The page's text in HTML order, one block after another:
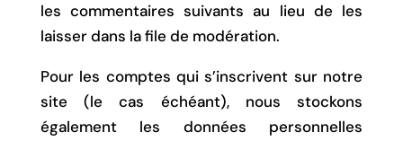
les commentaires suivants au lieu de les
laisser dans la file de modération.
Pour les comptes qui s’inscrivent sur notre
site (le cas échéant), nous stockons
également les données personnelles